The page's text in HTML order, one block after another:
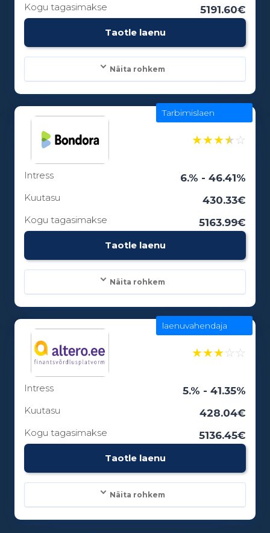
Kogu tagasimakse 5191.60€
Taotle laenu
Näita rohkem
Laenuperiood:
★★★★☆
Intress 6.% - 46.41%
Kuutasu 430.33€
Kogu tagasimakse 5163.99€
Taotle laenu
Tarbimislaen
Näita rohkem
100 - 15000€
Laenuperiood:
★★★☆☆
Intress 5.% - 41.35%
Kuutasu 428.04€
Kogu tagasimakse 5136.45€
Taotle laenu
laenuvahendaja
Näita rohkem